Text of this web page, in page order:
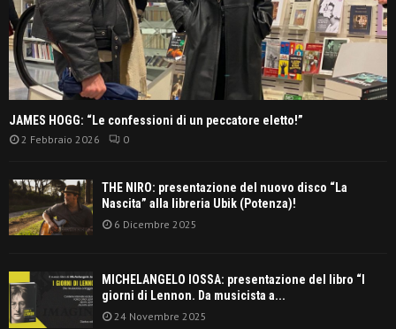
JAMES HOGG: “Le confessioni di un peccatore eletto!”
2 Febbraio 2026 0
THE NIRO: presentazione del nuovo disco “La
Nascita” alla libreria Ubik (Potenza)!
6 Dicembre 2025
MICHELANGELO IOSSA: presentazione del libro “I
giorni di Lennon. Da musicista a...
24 Novembre 2025